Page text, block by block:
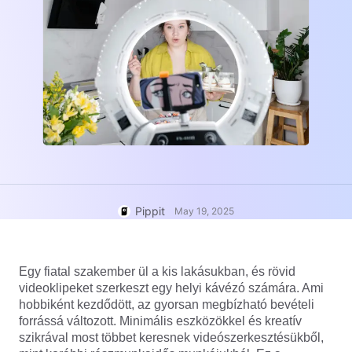
Edit Now
AI Product Images
Effortlessly generate professional
User Account
Assets Management
Publishing and Analytics
Product Images
One-click Video Solution
Campaign
7 Promotional Poster Ideas
Business Tips
AI-Powered Product Posters
Top 5 Types of Business
Videos
AI-Generated Product
Background
Social Media Tips
How to Cut YouTube Video
Crop Videos for Instagram
Pippit May 19, 2025
Egy fiatal szakember ül a kis lakásukban, és rövid
videoklipeket szerkeszt egy helyi kávézó számára. Ami
hobbiként kezdődött, az gyorsan megbízható bevételi
forrássá változott. Minimális eszközökkel és kreatív
szikrával most többet keresnek videószerkesztésükből,